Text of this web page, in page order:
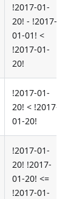
!2017-01-
20! - !2017-
01-01! <
!2017-01-
20!
!2017-01-
20! < !2017-
01-20!
!2017-01-
20! !2017-
01-20! <=
!2017-01-